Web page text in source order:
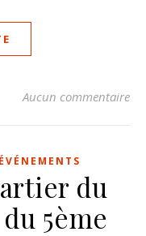
Aucun commentaire
du
5ème